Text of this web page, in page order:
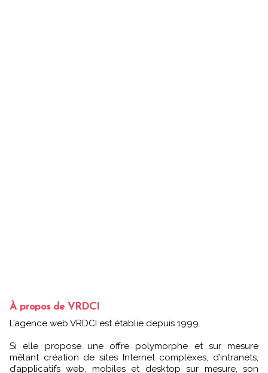
À propos de VRDCI
L’agence web VRDCI est établie depuis 1999.
Si elle propose une offre polymorphe et sur mesure
mêlant création de sites Internet complexes, d’intranets,
d’applicatifs web, mobiles et desktop sur mesure, son